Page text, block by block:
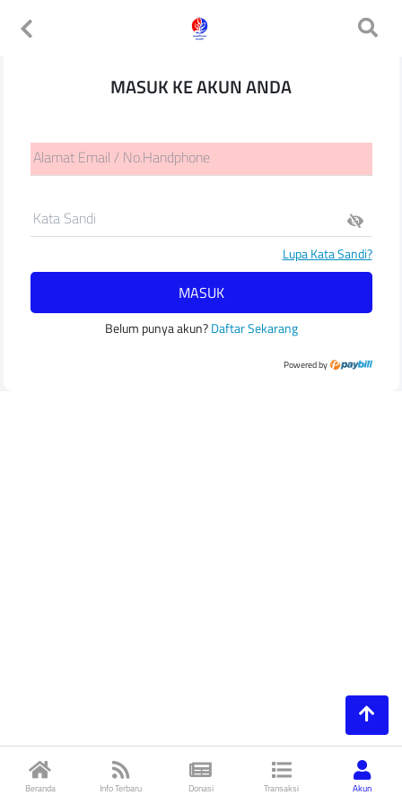
MASUK KE AKUN ANDA
Alamat Email / No.Handphone
Kata Sandi
Lupa Kata Sandi?
MASUK
Belum punya akun?Daftar Sekarang
Powered by
Beranda Info Terbaru Donasi Transaksi Akun